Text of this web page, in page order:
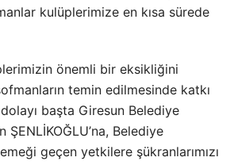
kulüplerimize en kısa sürede
önemli bir eksikliğini
temin edilmesinde katkı
başta Giresun Belediye
ŞENLİKOĞLU’na, Belediye
geçen yetkilere şükranlarımızı